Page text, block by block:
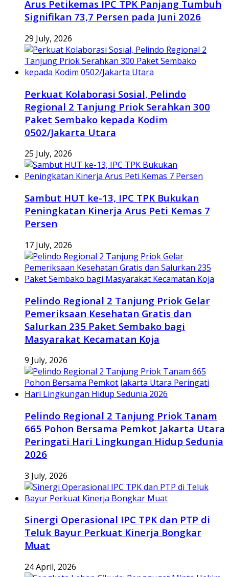
Arus Petikemas IPC TPK Panjang Tumbuh
Signifikan 73,7 Persen pada Juni 2026
29 July, 2026
Perkuat Kolaborasi Sosial, Pelindo
Regional 2 Tanjung Priok Serahkan 300
Paket Sembako kepada Kodim
0502/Jakarta Utara
25 July, 2026
Sambut HUT ke-13, IPC TPK Bukukan
Peningkatan Kinerja Arus Peti Kemas 7
Persen
17 July, 2026
Pelindo Regional 2 Tanjung Priok Gelar
Pemeriksaan Kesehatan Gratis dan
Salurkan 235 Paket Sembako bagi
Masyarakat Kecamatan Koja
9 July, 2026
Pelindo Regional 2 Tanjung Priok Tanam
665 Pohon Bersama Pemkot Jakarta Utara
Peringati Hari Lingkungan Hidup Sedunia
2026
3 July, 2026
Sinergi Operasional IPC TPK dan PTP di
Teluk Bayur Perkuat Kinerja Bongkar
Muat
24 April, 2026